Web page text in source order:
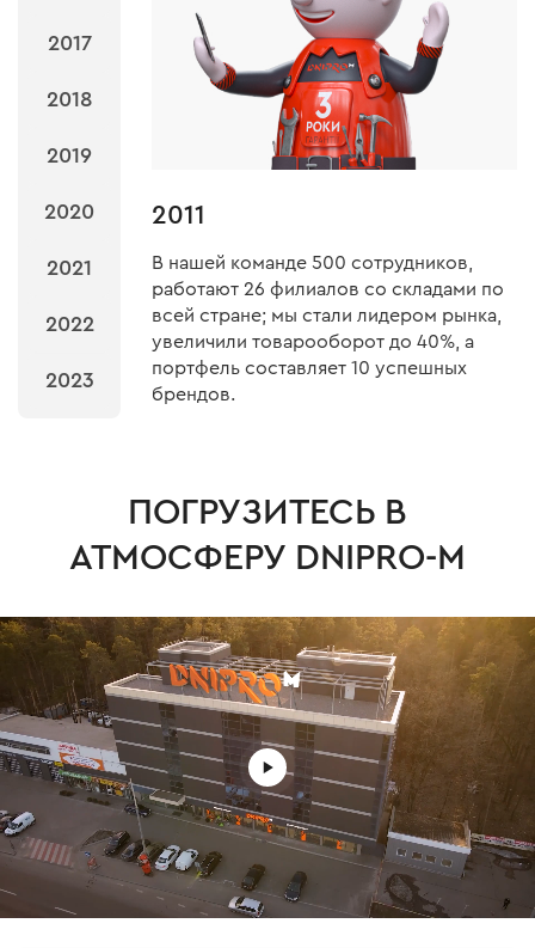
2017
2018
2019
2020
2021
2022
2023
2011
В нашей команде 500 сотрудников,
работают 26 филиалов со складами по
всей стране; мы стали лидером рынка,
увеличили товарооборот до 40%, а
портфель составляет 10 успешных
брендов.
ПОГРУЗИТЕСЬ В
АТМОСФЕРУ DNIPRO-M